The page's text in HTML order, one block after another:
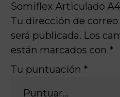
Somiflex Articulado
Tu dirección de
será publicada. Los
están marcados con *
Tu puntuación *